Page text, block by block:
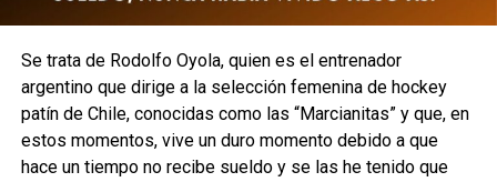
Se trata de Rodolfo Oyola, quien es el entrenador
argentino que dirige a la selección femenina de hockey
patín de Chile, conocidas como las “Marcianitas” y que, en
estos momentos, vive un duro momento debido a que
hace un tiempo no recibe sueldo y se las he tenido que